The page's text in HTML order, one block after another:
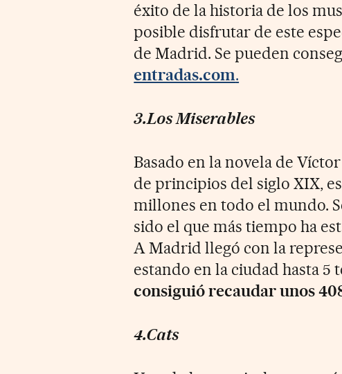
éxito de la historia de los
posible disfrutar de este
de Madrid. Se pueden
entradas.com.
3.Los Miserables
Basado en la novela de
de principios del siglo XIX,
millones en todo el mundo.
sido el que más tiempo ha
A Madrid llegó con la
estando en la ciudad hasta 5
consiguió recaudar unos
4.Cats